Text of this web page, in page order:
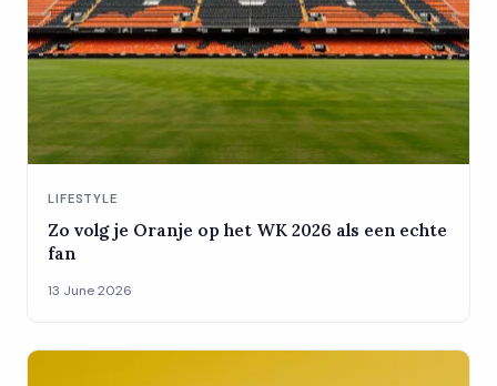
LIFESTYLE
Zo volg je Oranje op het WK 2026 als een echte
fan
13 June 2026